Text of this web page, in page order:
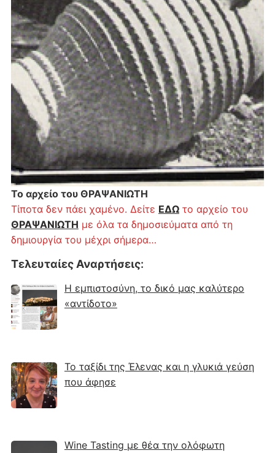
Το αρχείο του ΘΡΑΨΑΝΙΩΤΗ
Τίποτα δεν πάει χαμένο. Δείτε ΕΔΩτο αρχείο του
ΘΡΑΨΑΝΙΩΤΗ με όλα τα δημοσιεύματα από τη
δημιουργία του μέχρι σήμερα…
Τελευταίες Αναρτήσεις:
Η εμπιστοσύνη, το δικό μας καλύτερο
«αντίδοτο»
Το ταξίδι της Έλενας και η γλυκιά γεύση
που άφησε
Wine Tasting με θέα την ολόφωτη